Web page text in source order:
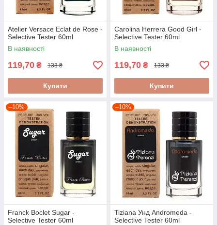
Atelier Versace Eclat de Rose -
Selective Tester 60ml
В наявності
119,70 ₴ 133 ₴
Купити
Carolina Herrera Good Girl -
Selective Tester 60ml
В наявності
119,70 ₴ 133 ₴
Купити
–10%
Franck Boclet Sugar -
Selective Tester 60ml
–10%
Tiziana Унд Andromeda -
Selective Tester 60ml